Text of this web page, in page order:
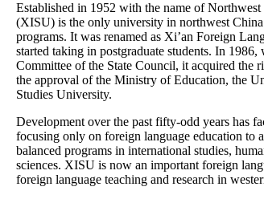
Established in 1952 with the name of
(XISU) is the only university in northwest
programs. It was renamed as Xi’an Foreign
started taking in postgraduate students. In
Committee of the State Council, it acquired the
the approval of the Ministry of Education, the
Studies University.
Development over the past fifty-odd years has
focusing only on foreign language education to
balanced programs in international studies,
sciences. XISU is now an important foreign
foreign language teaching and research in